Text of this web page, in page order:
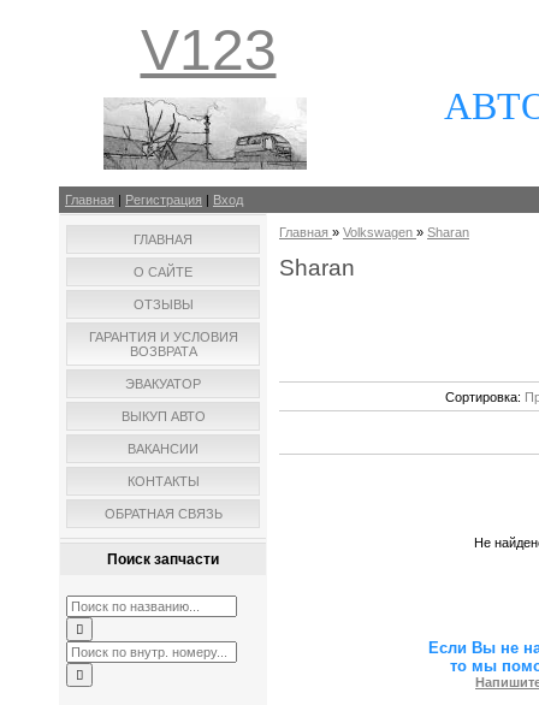
V123
Главная | Регистрация | Вход
ГЛАВНАЯ
О САЙТЕ
ОТЗЫВЫ
ГАРАНТИЯ И УСЛОВИЯ
ВОЗВРАТА
ЭВАКУАТОР
ВЫКУП АВТО
ВАКАНСИИ
КОНТАКТЫ
ОБРАТНАЯ СВЯЗЬ
Поиск запчасти
Главная » Volkswagen » Sharan
Sharan
Сортировка:
Не
Если Вы не
то мы